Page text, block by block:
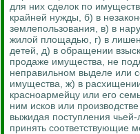
для них сделок по
крайней нужды, б) в
землепользования, в) в
жилой площадью, г) в
детей, д) в обращении
продаже имущества, не
неправильном выделе или
имущества, ж) в
красноармейцу или его
ним исков или
выжидая поступления
принять соответствующие